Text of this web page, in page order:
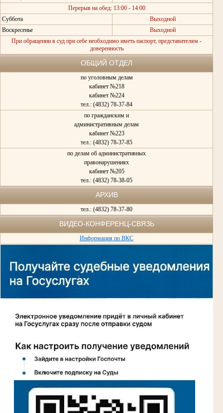
В 1978 году Александру Федоровичу присвоено почетное звание
«Заслуженный юрист РСФСР».
12 ноября 1979 года ветеран и судья был освобожден от исполнения
полномочий народного судьи в связи с уходом на пенсию.
Умер Александр Федорович Казаков 14 июля 2009 года
Перерыв на обед: 13:00 - 14:00
Суббота
Выходной
Воскресенье
Выходной
При обращении в суд при себе необходимо иметь паспорт, представителям -
доверенность
ОБЩИЙ ОТДЕЛ
по уголовным делам
кабинет №218
кабинет №224
тел.: (4832) 78-37-84
по гражданским и
административным делам
кабинет №223
тел.: (4832) 78-37-85
по делам об административных
правонарушениях
кабинет №205
тел.: (4832) 78-38-05
АРХИВ
тел.: (4832) 78-37-80
ВИДЕО-КОНФЕРЕНЦ-СВЯЗЬ
Информация по ВКС